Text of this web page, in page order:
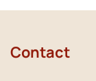
Contact